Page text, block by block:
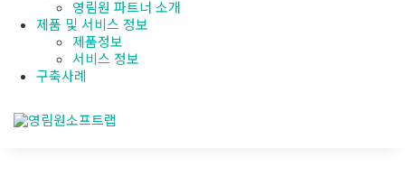
영림원 파트너 소개
제품 및 서비스 정보
제품정보
서비스 정보
구축사례